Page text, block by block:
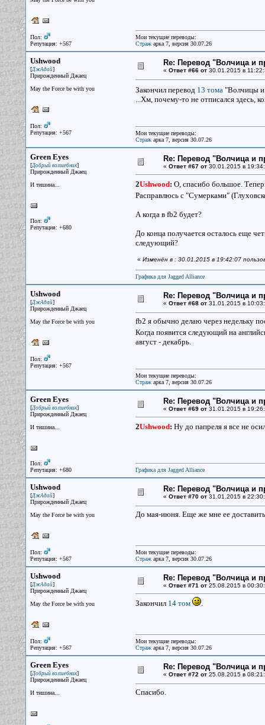
Пол:
Репутация: +567
Мои текущие переводы:
Стражарка 7, версия 30.07.26
Ushwood
[ДжАдай]
Прирожденный Джаец
May the Force be with you
Пол:
Репутация: +567
Re: Перевод "Волчица и
« Ответ #66 от30.01.2015 в
Закончил перевод 13 тома"Волчицы и
...Хм, почему-то не отписался здесь,
Мои текущие переводы:
Стражарка 7, версия 30.07.26
Green Eyes
[Добрый волшебник]
Прирожденный Джаец
И тишина...
Пол:
Репутация: +680
Re: Перевод "Волчица и
« Ответ #67 от30.01.2015 в
2Ushwood: О, спасибо большое.
Расправлюсь с "Сумерками"
А когда в fb2 будет?
До конца получается осталось еще
следующий?
« Изменён в : 30.01.2015 в 19:42:07
Графика для Jagged Alliance
Ushwood
[ДжАдай]
Прирожденный Джаец
May the Force be with you
Пол:
Репутация: +567
Re: Перевод "Волчица и
« Ответ #68 от31.01.2015 в
fb2 я обычно делаю через недельку
Когда появится следующий на
август - декабрь.
Мои текущие переводы:
Стражарка 7, версия 30.07.26
Green Eyes
[Добрый волшебник]
Прирожденный Джаец
И тишина...
Пол:
Репутация: +680
Re: Перевод "Волчица и
« Ответ #69 от31.01.2015 в
2Ushwood: Ну до папреля я все не
Графика для Jagged Alliance
Ushwood
[ДжАдай]
Прирожденный Джаец
May the Force be with you
Пол:
Репутация: +567
Re: Перевод "Волчица и
« Ответ #70 от31.01.2015 в
До мая-июня. Еще же мне ее
Мои текущие переводы:
Стражарка 7, версия 30.07.26
Ushwood
[ДжАдай]
Прирожденный Джаец
May the Force be with you
Пол:
Репутация: +567
Re: Перевод "Волчица и
« Ответ #71 от25.08.2015 в
Закончил 14 том .
Мои текущие переводы:
Стражарка 7, версия 30.07.26
Green Eyes
[Добрый волшебник]
Прирожденный Джаец
И тишина...
Re: Перевод "Волчица и
« Ответ #72 от25.08.2015 в
Спасибо.